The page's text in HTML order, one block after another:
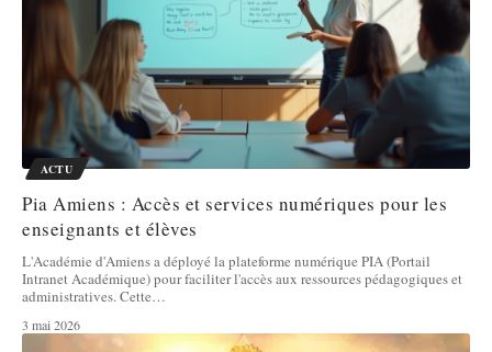
ACTU
Pia Amiens : Accès et services numériques pour les
enseignants et élèves
L'Académie d'Amiens a déployé la plateforme numérique PIA (Portail
Intranet Académique) pour faciliter l'accès aux ressources pédagogiques et
administratives. Cette…
3 mai 2026